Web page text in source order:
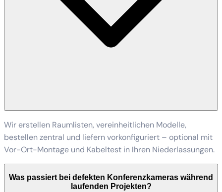
Wir erstellen Raumlisten, vereinheitlichen Modelle,
bestellen zentral und liefern vorkonfiguriert – optional mit
Vor-Ort-Montage und Kabeltest in Ihren Niederlassungen.
Was passiert bei defekten Konferenzkameras während
laufenden Projekten?